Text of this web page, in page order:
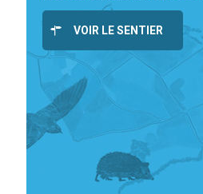
VOIR LE SENTIER